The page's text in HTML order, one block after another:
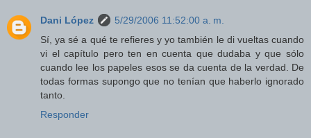
Dani López
5/29/2006 11:52:00 a. m.
Sí, ya sé a qué te refieres y yo también le di vueltas cuando
vi el capítulo pero ten en cuenta que dudaba y que sólo
cuando lee los papeles esos se da cuenta de la verdad. De
todas formas supongo que no tenían que haberlo ignorado
tanto.
Responder